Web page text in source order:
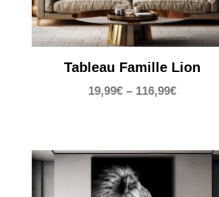
Tableau Famille Lion
19,99€– 116,99€